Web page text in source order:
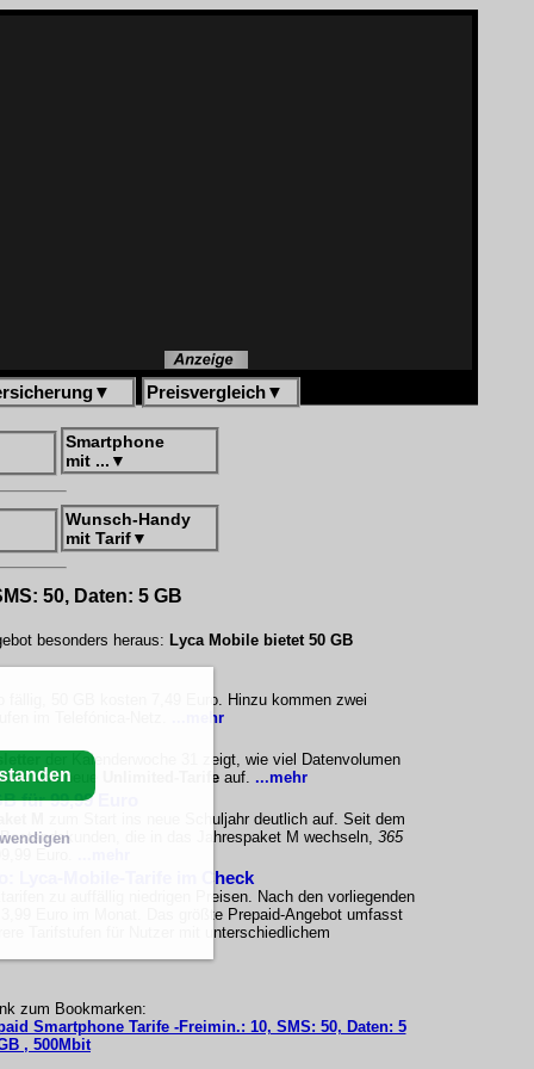
▼ Preisvergleich▼
Smartphone
mit ... ▼
Wunsch-Handy
mit Tarif▼
50, Daten: 5 GB
besonders heraus: Lyca Mobile bietet 50 GB
fällig, 50 GB kosten 7,49 Euro. Hinzu kommen zwei
im Telefónica-Netz. ...mehr
der Kalenderwoche 31 zeigt, wie viel Datenvolumen
und neue
Unlimited-Tarife auf. ...mehr
für 99,99 Euro
zum Start ins neue Schuljahr deutlich auf. Seit dem
die in das Jahrespaket M wechseln, 365
Euro.
Lyca-Mobile-Tarife im Check
zu auffällig niedrigen Preisen. Nach den vorliegenden
Euro im Monat. Das größte Prepaid-Angebot umfasst
Tarifstufen für Nutzer mit unterschiedlichem
zum Bookmarken:
Smartphone Tarife -Freimin.: 10, SMS: 50, Daten: 5
, 500Mbit